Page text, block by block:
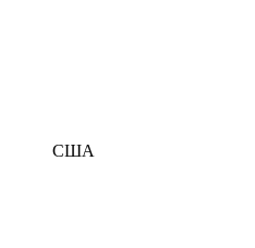
США